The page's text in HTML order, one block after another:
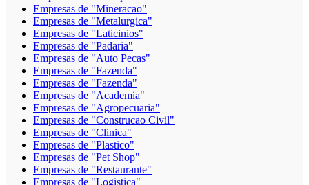
Empresas de "Mineracao"
Empresas de "Metalurgica"
Empresas de "Laticinios"
Empresas de "Padaria"
Empresas de "Auto Pecas"
Empresas de "Fazenda"
Empresas de "Fazenda"
Empresas de "Academia"
Empresas de "Agropecuaria"
Empresas de "Construcao Civil"
Empresas de "Clinica"
Empresas de "Plastico"
Empresas de "Pet Shop"
Empresas de "Restaurante"
Empresas de "Logistica"